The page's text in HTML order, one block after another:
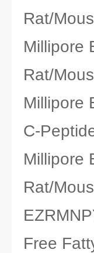
Rat/
Millipore
Rat/
Millipore
C-
Millipore
Rat/
Free